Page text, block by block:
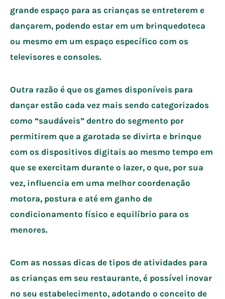
grande espaço para as crianças se entreterem e
dançarem, podendo estar em um brinquedoteca
ou mesmo em um espaço específico com os
televisores e consoles.
Outra razão é que os games disponíveis para
dançar estão cada vez mais sendo categorizados
como “saudáveis” dentro do segmento por
permitirem que a garotada se divirta e brinque
com os dispositivos digitais ao mesmo tempo em
que se exercitam durante o lazer, o que, por sua
vez, influencia em uma melhor coordenação
motora, postura e até em ganho de
condicionamento físico e equilíbrio para os
menores.
Com as nossas dicas de tipos de atividades para
as crianças em seu restaurante, é possível inovar
no seu estabelecimento, adotando o conceito de